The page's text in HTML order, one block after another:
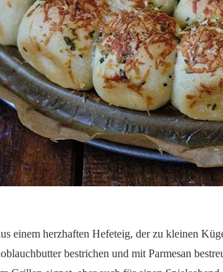
einem herzhaften Hefeteig, der zu kleinen
bestrichen und mit Parmesan